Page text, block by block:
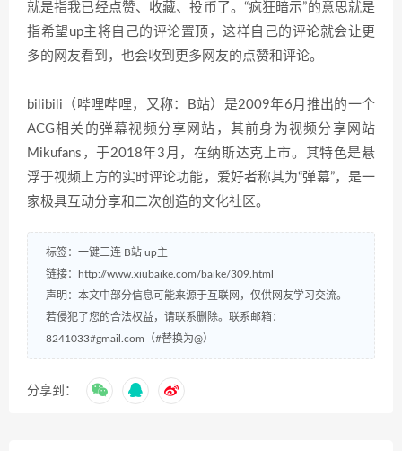
就是指我已经点赞、收藏、投币了。“疯狂暗示”的意思就是
指希望up主将自己的评论置顶，这样自己的评论就会让更
多的网友看到，也会收到更多网友的点赞和评论。
bilibili（哔哩哔哩，又称：B站）是2009年6月推出的一个
ACG相关的弹幕视频分享网站，其前身为视频分享网站
Mikufans，于2018年3月，在纳斯达克上市。其特色是悬
浮于视频上方的实时评论功能，爱好者称其为“弹幕”，是一
家极具互动分享和二次创造的文化社区。
标签： 一键三连 B站 up主
链接：
http://www.xiubaike.com/baike/309.html
声明：本文中部分信息可能来源于互联网，仅供网友学习交流。
若侵犯了您的合法权益，请联系删除。联系邮箱：
8241033#gmail.com（#替换为@）
分享到：